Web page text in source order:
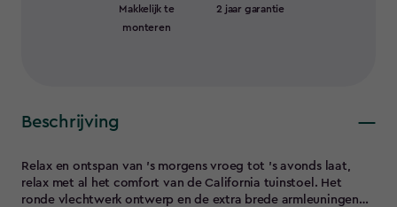
Makkelijk te
monteren
2 jaar garantie
Beschrijving
Relax en ontspan van 's morgens vroeg tot 's avonds laat,
relax met al het comfort van de California tuinstoel. Het
ronde vlechtwerk ontwerp en de extra brede armleuningen